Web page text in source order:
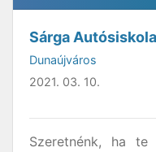
Sárga
Dunaújváros
2021. 03. 10.
Szeretnénk, ha